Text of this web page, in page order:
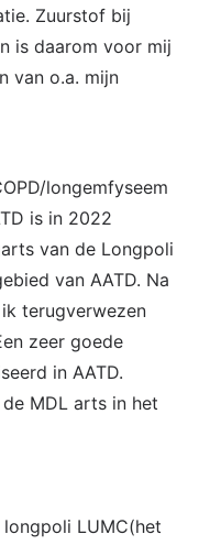
Zuurstof bij
is daarom voor mij
van o.a. mijn
longemfyseem
is in 2022
van de Longpoli
van AATD. Na
terugverwezen
zeer goede
in AATD.
MDL arts in het
LUMC(het